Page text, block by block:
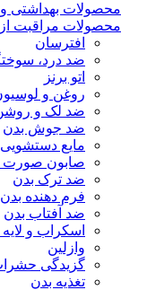
محصولات بهداشتی و
محصولات مراقبت
افترسان
ضد درد،
اتو برنز
روغن و
ضد لک و روشن
ضد جوش بدن
مایع دستشویی
صابون صورت
ضد ترک بدن
فرم دهنده بدن
ضد آفتاب بدن
اسکراب و لایه
وازلین
گزیدگی
تغذیه بدن